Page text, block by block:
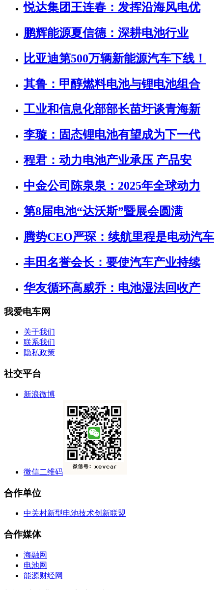
悦达集团王连春：发挥沿海风电优
鹏辉能源夏信德：深耕电池行业
比亚迪第500万辆新能源汽车下线！
其鲁：甲醇燃料电池与锂电池组合
工业和信息化部部长苗圩谈青海新
李璇：固态锂电池有望成为下一代
程君：动力电池产业承压 产品安
中金公司陈泉泉：2025年全球动力
第8届电池“达沃斯”暨展会圆满
腾势CEO严琛：续航里程是电动汽车
丰田名誉会长：要使汽车产业持续
华友循环高威乔：电池湿法回收产
我爱电车网
关于我们
联系我们
隐私政策
社交平台
新浪微博
微信二维码
合作单位
中关村新型电池技术创新联盟
合作媒体
海融网
电池网
能源财经网